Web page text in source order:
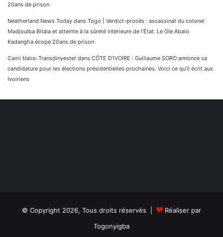
20ans de prison
Neatherland News Today dans Togo | Verdict-procès : assassinat du colonel
Madjoulba Bitala et atteinte à la sûreté intérieure de l’État. Le Gle Abalo
Kadangha écope 20ans de prison
Cami Halısı Transdinyester dans CÔTE D’IVOIRE : Guillaume SORO annonce sa
candidature pour les élections présidentielles prochaines. Voici ce qu’il écrit aux
Ivoiriens
© Copyright 2026, Tous droits réservés |
Réaliser par
Togonyigba